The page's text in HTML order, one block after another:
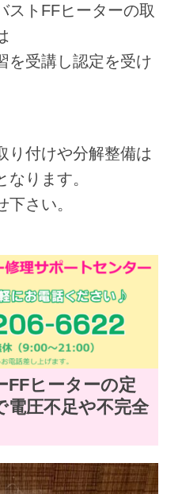
ストFFヒーターの取
を受講し認定を受け
り付けや分解整備は
なります。
さい。
FFヒーターの定
圧不足や不完全